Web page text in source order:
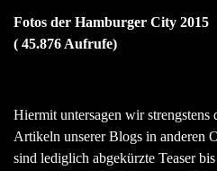
Fotos der Hamburger City 2015
( 45.876 Aufrufe)
Hiermit untersagen wir
Artikeln unserer Blogs in anderen
sind lediglich abgekürzte Teaser